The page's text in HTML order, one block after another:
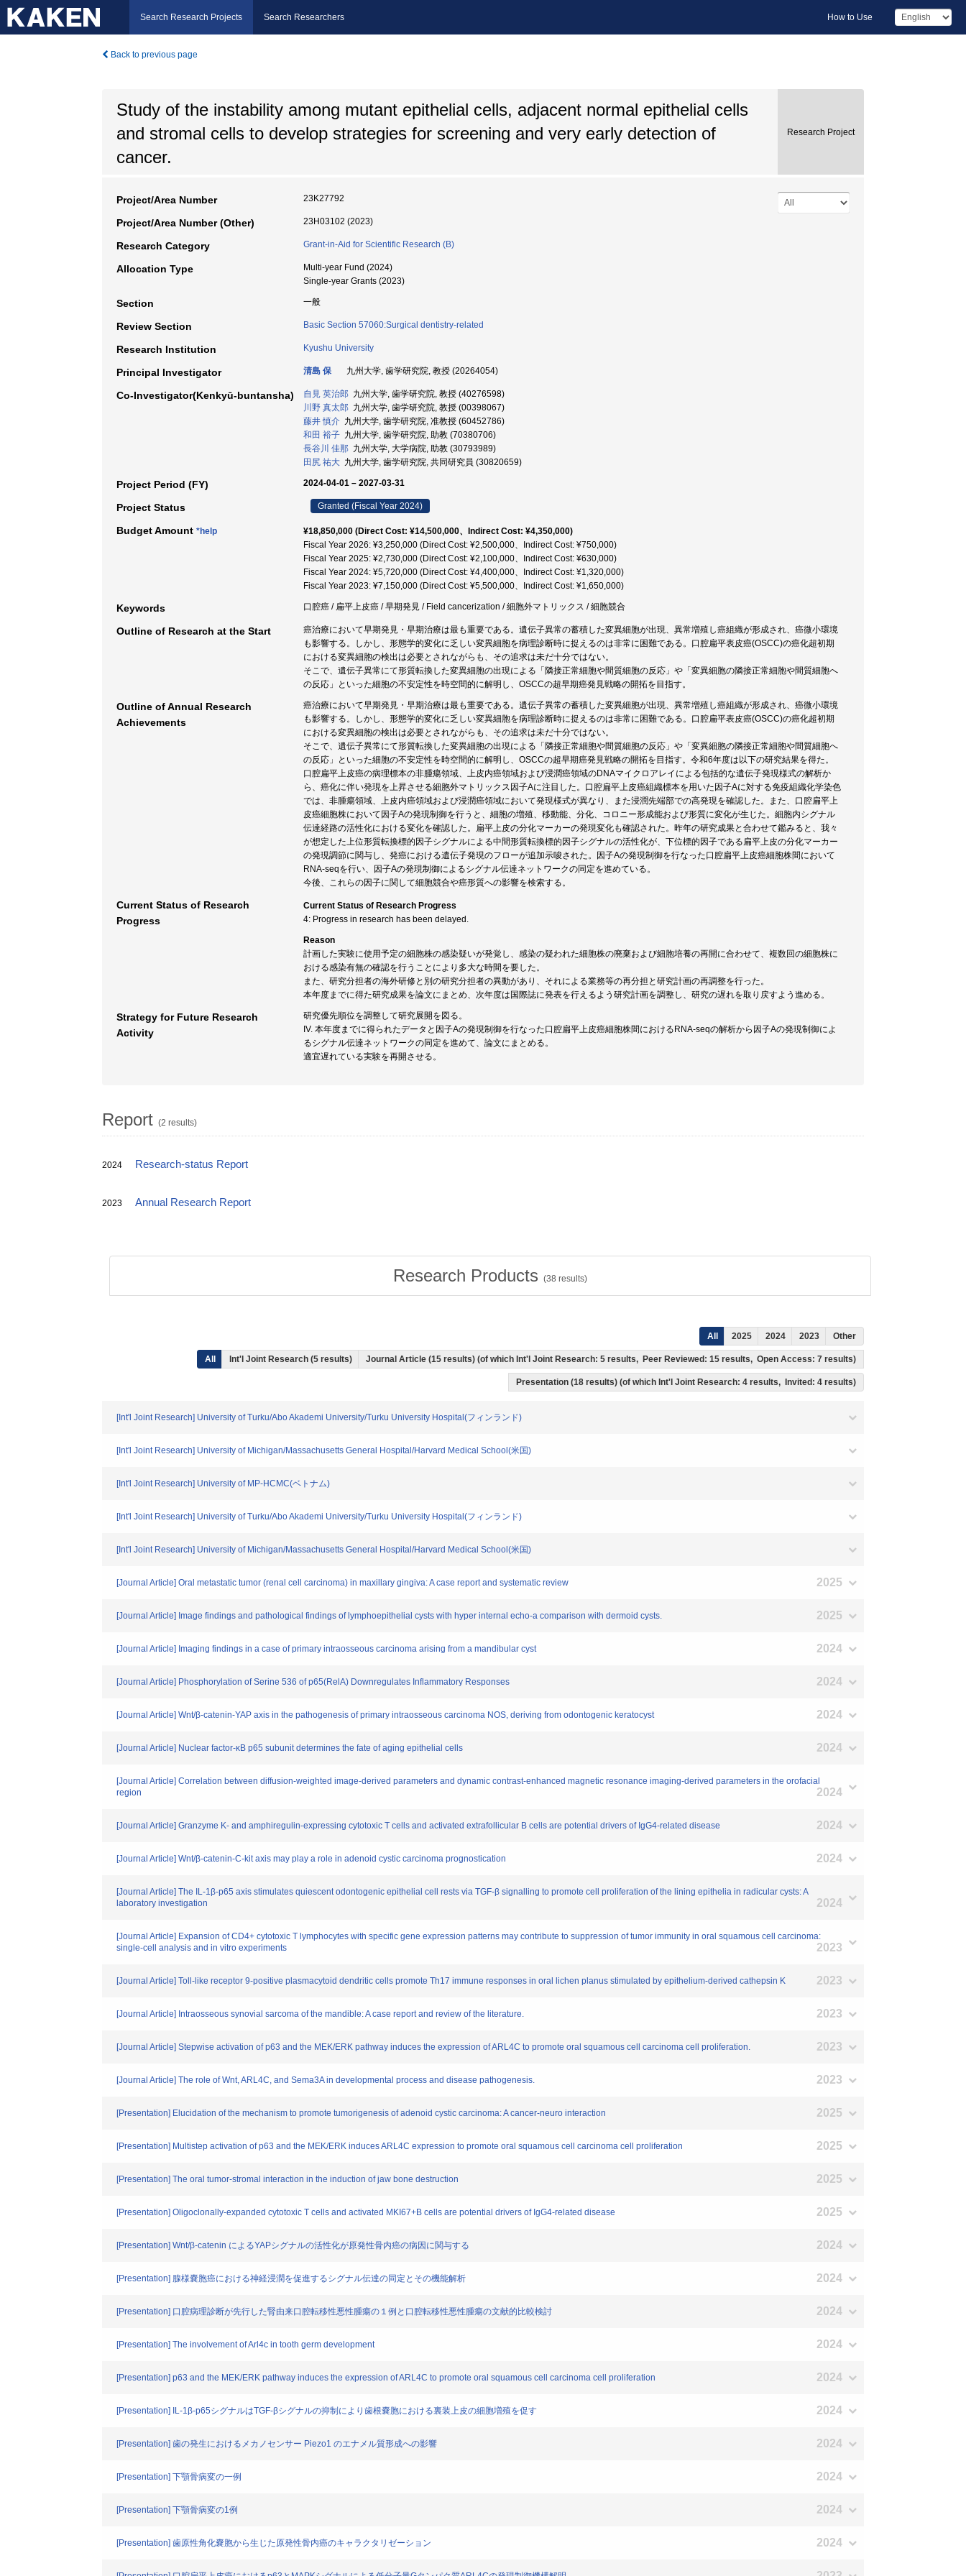
Search Research Projects Search Researchers How to Use
Back to previous page
Study of the instability among mutant epithelial cells, adjacent normal epithelial cells
and stromal cells to develop strategies for screening and very early detection of
cancer.
Research Project
Project/Area Number 23K27792
Project/Area Number (Other) 23H03102 (2023)
Research Category Grant-in-Aid for Scientific Research (B)
Allocation Type
Multi-year Fund (2024)
Single-year Grants (2023)
Section 一般
Review Section Basic Section 57060:Surgical dentistry-related
Research Institution Kyushu University
Principal Investigator 清島 保 九州大学, 歯学研究院, 教授 (20264054)
Co-Investigator(Kenkyū-buntansha) 自見 英治郎 九州大学, 歯学研究院, 教授 (40276598)
川野 真太郎 九州大学, 歯学研究院, 教授 (00398067)
藤井 慎介 九州大学, 歯学研究院, 准教授 (60452786)
和田 裕子 九州大学, 歯学研究院, 助教 (70380706)
長谷川 佳那 九州大学, 大学病院, 助教 (30793989)
田尻 祐大 九州大学, 歯学研究院, 共同研究員 (30820659)
Project Period (FY) 2024-04-01 – 2027-03-31
Project Status Granted (Fiscal Year 2024)
Budget Amount *help
¥18,850,000 (Direct Cost: ¥14,500,000、Indirect Cost: ¥4,350,000)
Fiscal Year 2026: ¥3,250,000 (Direct Cost: ¥2,500,000、Indirect Cost: ¥750,000)
Fiscal Year 2025: ¥2,730,000 (Direct Cost: ¥2,100,000、Indirect Cost: ¥630,000)
Fiscal Year 2024: ¥5,720,000 (Direct Cost: ¥4,400,000、Indirect Cost: ¥1,320,000)
Fiscal Year 2023: ¥7,150,000 (Direct Cost: ¥5,500,000、Indirect Cost: ¥1,650,000)
Keywords 口腔癌 / 扁平上皮癌 / 早期発見 / Field cancerization / 細胞外マトリックス / 細胞競合
Outline of Research at the Start
癌治療において早期発見・早期治療は最も重要である。遺伝子異常の蓄積した変異細胞が出現、異常増殖し癌組織が形成され、癌微小環境
も影響する。しかし、形態学的変化に乏しい変異細胞を病理診断時に捉えるのは非常に困難である。口腔扁平表皮癌(OSCC)の癌化超初期
における変異細胞の検出は必要とされながらも、その追求は未だ十分ではない。
そこで、遺伝子異常にて形質転換した変異細胞の出現による「隣接正常細胞や間質細胞の反応」や「変異細胞の隣接正常細胞や間質細胞へ
の反応」といった細胞の不安定性を時空間的に解明し、OSCCの超早期癌発見戦略の開拓を目指す。
Outline of Annual Research
Achievements
癌治療において早期発見・早期治療は最も重要である。遺伝子異常の蓄積した変異細胞が出現、異常増殖し癌組織が形成され、癌微小環境
も影響する。しかし、形態学的変化に乏しい変異細胞を病理診断時に捉えるのは非常に困難である。口腔扁平表皮癌(OSCC)の癌化超初期
における変異細胞の検出は必要とされながらも、その追求は未だ十分ではない。
そこで、遺伝子異常にて形質転換した変異細胞の出現による「隣接正常細胞や間質細胞の反応」や「変異細胞の隣接正常細胞や間質細胞へ
の反応」といった細胞の不安定性を時空間的に解明し、OSCCの超早期癌発見戦略の開拓を目指す。令和6年度は以下の研究結果を得た。
口腔扁平上皮癌の病理標本の非腫瘍領域、上皮内癌領域および浸潤癌領域のDNAマイクロアレイによる包括的な遺伝子発現様式の解析か
ら、癌化に伴い発現を上昇させる細胞外マトリックス因子Aに注目した。口腔扁平上皮癌組織標本を用いた因子Aに対する免疫組織化学染色
では、非腫瘍領域、上皮内癌領域および浸潤癌領域において発現様式が異なり、また浸潤先端部での高発現を確認した。また、口腔扁平上
皮癌細胞株において因子Aの発現制御を行うと、細胞の増殖、移動能、分化、コロニー形成能および形質に変化が生じた。細胞内シグナル
伝達経路の活性化における変化を確認した。扁平上皮の分化マーカーの発現変化も確認された。昨年の研究成果と合わせて鑑みると、我々
が想定した上位形質転換標的因子シグナルによる中間形質転換標的因子シグナルの活性化が、下位標的因子である扁平上皮の分化マーカー
の発現調節に関与し、発癌における遺伝子発現のフローが追加示唆された。因子Aの発現制御を行なった口腔扁平上皮癌細胞株間において
RNA-seqを行い、因子Aの発現制御によるシグナル伝達ネットワークの同定を進めている。
今後、これらの因子に関して細胞競合や癌形質への影響を検索する。
Current Status of Research
Progress
Current Status of Research Progress
4: Progress in research has been delayed.
Reason
計画した実験に使用予定の細胞株の感染疑いが発覚し、感染の疑われた細胞株の廃棄および細胞培養の再開に合わせて、複数回の細胞株に
おける感染有無の確認を行うことにより多大な時間を要した。
また、研究分担者の海外研修と別の研究分担者の異動があり、それによる業務等の再分担と研究計画の再調整を行った。
本年度までに得た研究成果を論文にまとめ、次年度は国際誌に発表を行えるよう研究計画を調整し、研究の遅れを取り戻すよう進める。
Strategy for Future Research
Activity
研究優先順位を調整して研究展開を図る。
IV. 本年度までに得られたデータと因子Aの発現制御を行なった口腔扁平上皮癌細胞株間におけるRNA-seqの解析から因子Aの発現制御によ
るシグナル伝達ネットワークの同定を進めて、論文にまとめる。
適宜遅れている実験を再開させる。
Report (2 results)
2024 Research-status Report
2023 Annual Research Report
Research Products (38 results)
All 2025 2024 2023 Other
All Int'l Joint Research (5 results) Journal Article (15 results) (of which Int'l Joint Research: 5 results, Peer Reviewed: 15 results, Open Access: 7 results)
Presentation (18 results) (of which Int'l Joint Research: 4 results, Invited: 4 results)
[Int'l Joint Research] University of Turku/Abo Akademi University/Turku University Hospital(フィンランド)
[Int'l Joint Research] University of Michigan/Massachusetts General Hospital/Harvard Medical School(米国)
[Int'l Joint Research] University of MP-HCMC(ベトナム)
[Int'l Joint Research] University of Turku/Abo Akademi University/Turku University Hospital(フィンランド)
[Int'l Joint Research] University of Michigan/Massachusetts General Hospital/Harvard Medical School(米国)
[Journal Article] Oral metastatic tumor (renal cell carcinoma) in maxillary gingiva: A case report and systematic review 2025
[Journal Article] Image findings and pathological findings of lymphoepithelial cysts with hyper internal echo-a comparison with dermoid cysts. 2025
[Journal Article] Imaging findings in a case of primary intraosseous carcinoma arising from a mandibular cyst 2024
[Journal Article] Phosphorylation of Serine 536 of p65(RelA) Downregulates Inflammatory Responses 2024
[Journal Article] Wnt/β-catenin-YAP axis in the pathogenesis of primary intraosseous carcinoma NOS, deriving from odontogenic keratocyst 2024
[Journal Article] Nuclear factor-κB p65 subunit determines the fate of aging epithelial cells 2024
[Journal Article] Correlation between diffusion-weighted image-derived parameters and dynamic contrast-enhanced magnetic resonance imaging-derived parameters in the orofacial
region
2024
[Journal Article] Granzyme K- and amphiregulin-expressing cytotoxic T cells and activated extrafollicular B cells are potential drivers of IgG4-related disease 2024
[Journal Article] Wnt/β-catenin-C-kit axis may play a role in adenoid cystic carcinoma prognostication 2024
[Journal Article] The IL‐1β‐p65 axis stimulates quiescent odontogenic epithelial cell rests via TGF‐β signalling to promote cell proliferation of the lining epithelia in radicular cysts: A
laboratory investigation
2024
[Journal Article] Expansion of CD4+ cytotoxic T lymphocytes with specific gene expression patterns may contribute to suppression of tumor immunity in oral squamous cell carcinoma:
single-cell analysis and in vitro experiments
2023
[Journal Article] Toll-like receptor 9-positive plasmacytoid dendritic cells promote Th17 immune responses in oral lichen planus stimulated by epithelium-derived cathepsin K 2023
[Journal Article] Intraosseous synovial sarcoma of the mandible: A case report and review of the literature. 2023
[Journal Article] Stepwise activation of p63 and the MEK/ERK pathway induces the expression of ARL4C to promote oral squamous cell carcinoma cell proliferation. 2023
[Journal Article] The role of Wnt, ARL4C, and Sema3A in developmental process and disease pathogenesis. 2023
[Presentation] Elucidation of the mechanism to promote tumorigenesis of adenoid cystic carcinoma: A cancer-neuro interaction 2025
[Presentation] Multistep activation of p63 and the MEK/ERK induces ARL4C expression to promote oral squamous cell carcinoma cell proliferation 2025
[Presentation] The oral tumor-stromal interaction in the induction of jaw bone destruction 2025
[Presentation] Oligoclonally-expanded cytotoxic T cells and activated MKI67+B cells are potential drivers of IgG4-related disease 2025
[Presentation] Wnt/β-catenin によるYAPシグナルの活性化が原発性骨内癌の病因に関与する 2024
[Presentation] 腺様嚢胞癌における神経浸潤を促進するシグナル伝達の同定とその機能解析 2024
[Presentation] 口腔病理診断が先行した腎由来口腔転移性悪性腫瘍の１例と口腔転移性悪性腫瘍の文献的比較検討 2024
[Presentation] The involvement of Arl4c in tooth germ development 2024
[Presentation] p63 and the MEK/ERK pathway induces the expression of ARL4C to promote oral squamous cell carcinoma cell proliferation 2024
[Presentation] IL-1β-p65シグナルはTGF-βシグナルの抑制により歯根嚢胞における裏装上皮の細胞増殖を促す 2024
[Presentation] 歯の発生におけるメカノセンサー Piezo1 のエナメル質形成への影響 2024
[Presentation] 下顎骨病変の一例 2024
[Presentation] 下顎骨病変の1例 2024
[Presentation] 歯原性角化嚢胞から生じた原発性骨内癌のキャラクタリゼーション 2024